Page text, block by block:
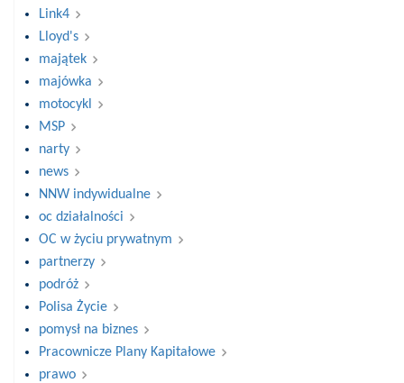
Link4
Lloyd's
majątek
majówka
motocykl
MSP
narty
news
NNW indywidualne
oc działalności
OC w życiu prywatnym
partnerzy
podróż
Polisa Życie
pomysł na biznes
Pracownicze Plany Kapitałowe
prawo